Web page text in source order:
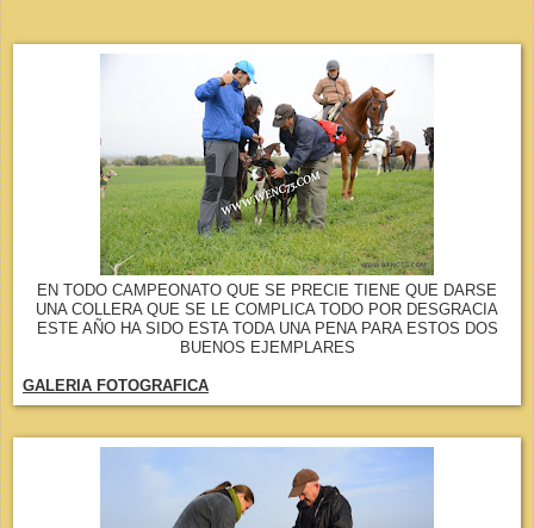
EN TODO CAMPEONATO QUE SE PRECIE TIENE QUE DARSE
UNA COLLERA QUE SE LE COMPLICA TODO POR DESGRACIA
ESTE AÑO HA SIDO ESTA TODA UNA PENA PARA ESTOS DOS
BUENOS EJEMPLARES
GALERIA FOTOGRAFICA